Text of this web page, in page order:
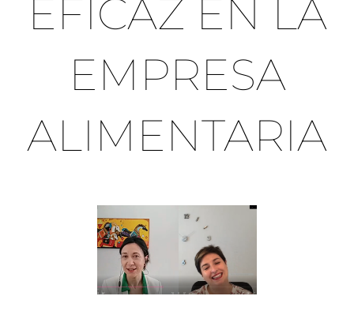
EFICAZ EN LA
EMPRESA
ALIMENTARIA